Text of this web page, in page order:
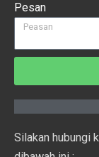
Pesan
Silakan hubungi